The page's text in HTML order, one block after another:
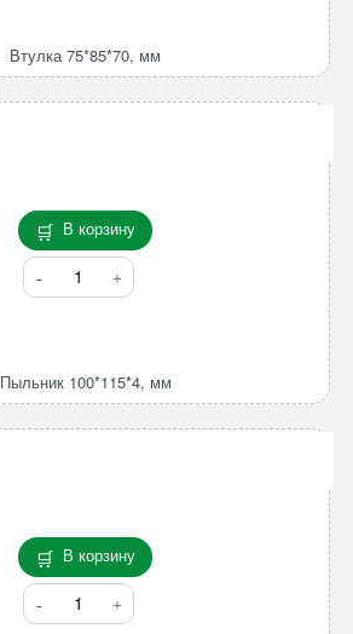
Втулка 75*85*70, мм
В корзину
Количество
товара
Пыльник 100*115*4, мм
В корзину
Количество
товара